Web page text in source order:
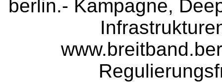
berlin.- Kampagne,